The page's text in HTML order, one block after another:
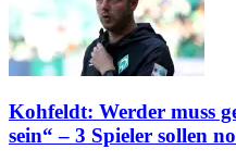
Kohfeldt: Werder muss
sein“ – 3 Spieler sollen